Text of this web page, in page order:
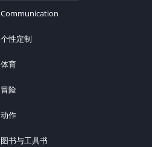
Communication
个性定制
体育
冒险
动作
图书与工具书